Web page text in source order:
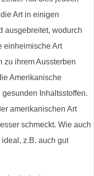
Art in einigen
ausgebreitet, wodurch
einheimische Art
zu ihrem Aussterben
Amerikanische
Inhaltsstoffen.
amerikanischen Art
schmeckt. Wie auch
z.B. auch gut